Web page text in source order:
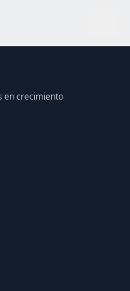
en crecimiento